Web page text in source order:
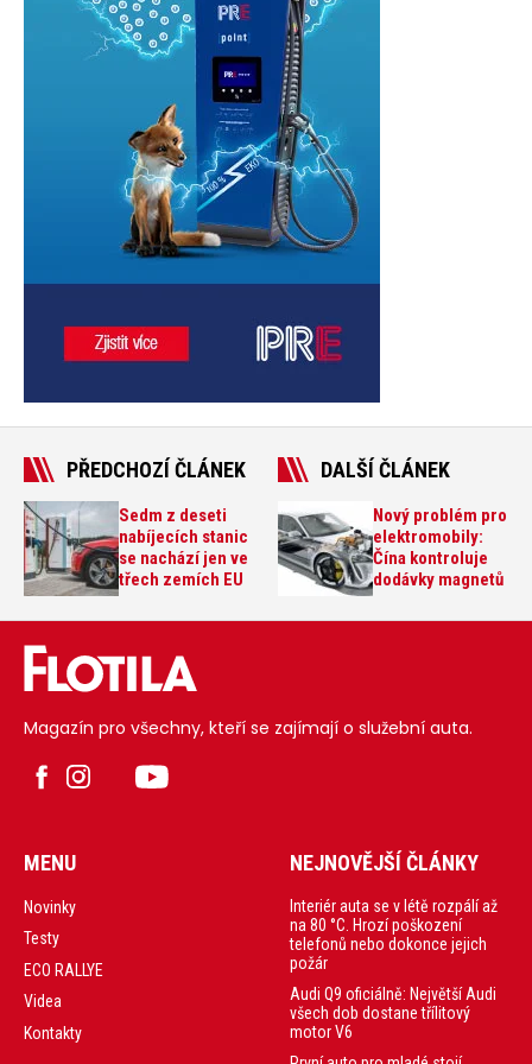
PŘEDCHOZÍ ČLÁNEK
Sedm z deseti
nabíjecích stanic
se nachází jen ve
třech zemích EU
DALŠÍ ČLÁNEK
Nový problém pro
elektromobily:
Čína kontroluje
dodávky magnetů
Magazín pro všechny, kteří se zajímají o služební auta.
MENU
Novinky
Testy
ECO RALLYE
Videa
Kontakty
NEJNOVĚJŠÍ ČLÁNKY
Interiér auta se v létě rozpálí až
na 80 °C. Hrozí poškození
telefonů nebo dokonce jejich
požár
Audi Q9 oficiálně: Největší Audi
všech dob dostane třílitový
motor V6